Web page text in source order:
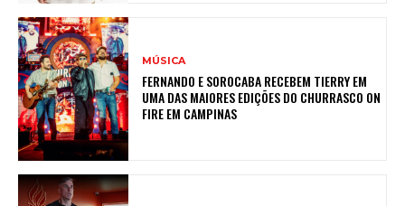
MÚSICA
FERNANDO E SOROCABA RECEBEM TIERRY EM
UMA DAS MAIORES EDIÇÕES DO CHURRASCO ON
FIRE EM CAMPINAS